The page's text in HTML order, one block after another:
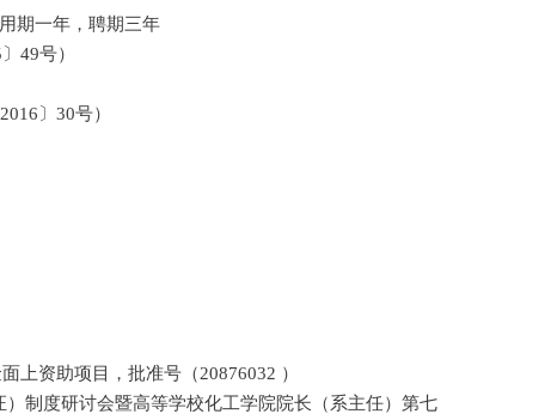
期一年，聘期三年
〕 49号）
2016 〕 30号）
面上资助项目，批准号（20876032 ）
制度研讨会暨高等学校化工学院院长（系主任）第七